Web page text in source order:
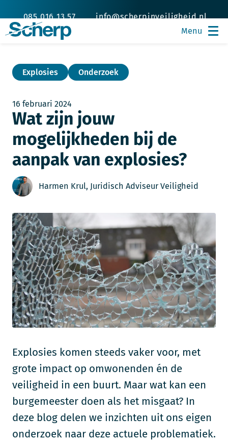
085 016 13 57 info@scherpinveiligheid.nl
Explosies Onderzoek
16 februari 2024
Wat zijn jouw
mogelijkheden bij de
aanpak van explosies?
Harmen Krul, Juridisch Adviseur Veiligheid
Explosies komen steeds vaker voor, met
grote impact op omwonenden én de
veiligheid in een buurt. Maar wat kan een
burgemeester doen als het misgaat? In
deze blog delen we inzichten uit ons eigen
onderzoek naar deze actuele problematiek.